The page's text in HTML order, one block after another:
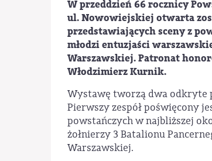
W przeddzień 66 rocznicy
ul. Nowowiejskiej otwarta
przedstawiających sceny z
młodzi entuzjaści
Warszawskiej. Patronat
Włodzimierz Kurnik.
Wystawę tworzą dwa odkryte
Pierwszy zespół poświęcony
powstańczych w najbliższej
żołnierzy 3 Batalionu
Warszawskiej.